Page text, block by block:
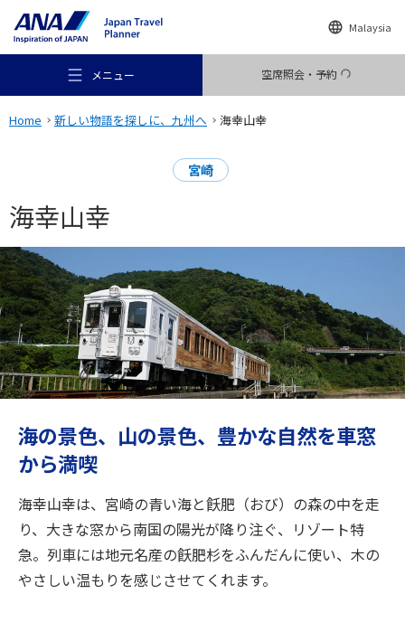
Malaysia
メニュー 空席照会・予約
おすすめの旅
旅のアイデア
行き先
ANA サービス
閉じる
Home 新しい物語を探しに、九州へ 海幸山幸
宮崎
海幸山幸
海の景色、山の景色、豊かな自然を車窓
から満喫
海幸山幸は、宮崎の青い海と飫肥（おび）の森の中を走
り、大きな窓から南国の陽光が降り注ぐ、リゾート特
急。列車には地元名産の飫肥杉をふんだんに使い、木の
やさしい温もりを感じさせてくれます。